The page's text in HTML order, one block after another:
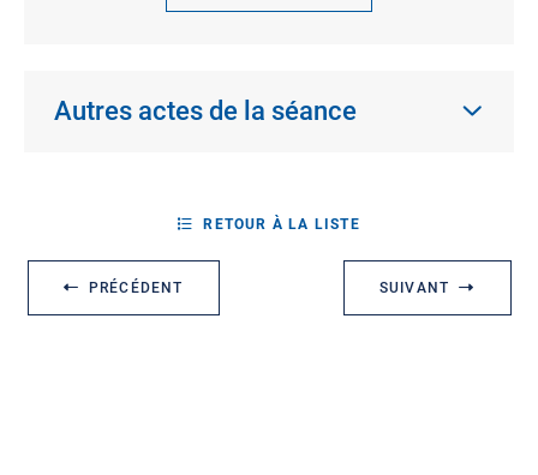
Autres actes de la séance
PRÉCÉDENT
RETOUR À LA LISTE
SUIVANT